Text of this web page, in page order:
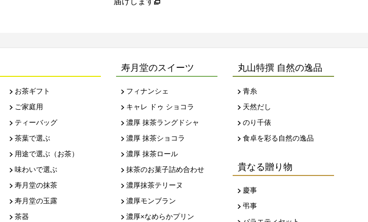
お茶ギフト
ご家庭用
ティーバッグ
茶葉で選ぶ
用途で選ぶ（お茶）
味わいで選ぶ
寿月堂の抹茶
寿月堂の玉露
茶器
寿月堂のスイーツ
フィナンシェ
キャレ ドゥ ショコラ
濃厚 抹茶ラングドシャ
濃厚 抹茶ショコラ
濃厚 抹茶ロール
抹茶のお菓子詰め合わせ
濃厚抹茶テリーヌ
濃厚モンブラン
濃厚×なめらかプリン
丸山特撰 自然の逸品
青糸
天然だし
のり千俵
食卓を彩る自然の逸品
貴なる贈り物
慶事
弔事